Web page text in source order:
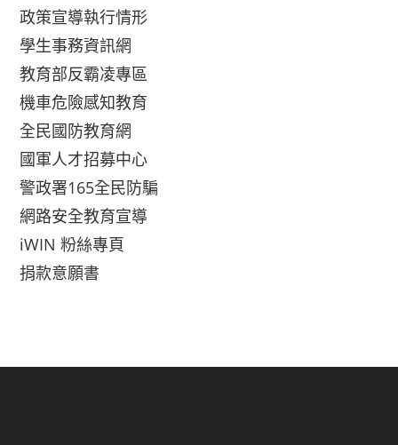
政策宣導執行情形
學生事務資訊網
教育部反霸凌專區
機車危險感知教育
全民國防教育網
國軍人才招募中心
警政署165全民防騙
網路安全教育宣導
iWIN 粉絲專頁
捐款意願書